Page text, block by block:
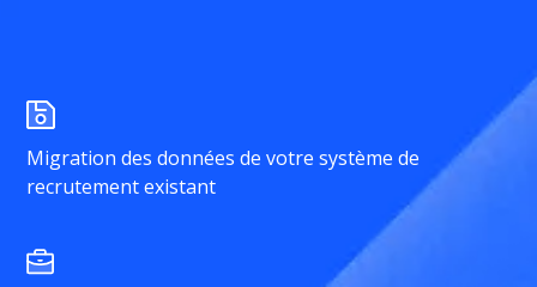
Migration des données de votre système de
recrutement existant